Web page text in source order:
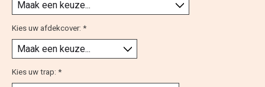
Kies uw afdekcover: *
Kies uw trap: *